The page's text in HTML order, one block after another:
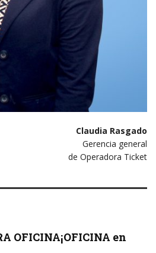
Claudia Rasgado
Gerencia general
de Operadora Ticket
OFICINA¡OFICINA en